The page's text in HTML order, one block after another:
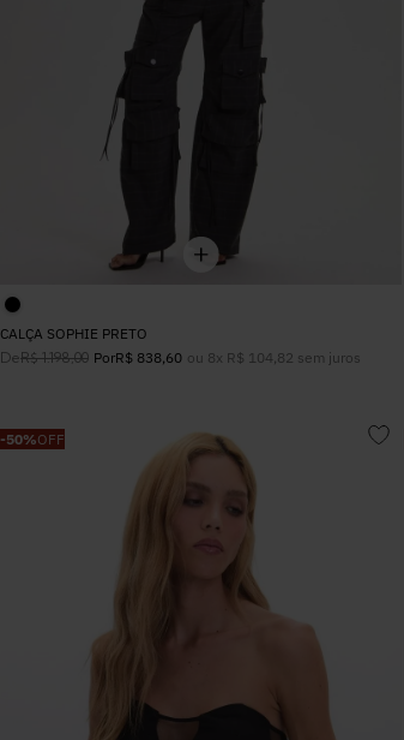
CALÇA SOPHIE PRETO
DeR$ 1.198,00 PorR$ 838,60 ou 8x R$ 104 82 sem juros
-50%OFF